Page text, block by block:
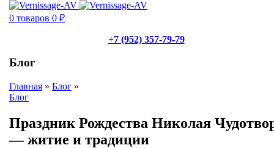
0 товаров 0 ₽
+7 (952) 357-79-79
Блог
Главная » Блог »
Блог
Праздник Рождества Николая
— житие и традиции